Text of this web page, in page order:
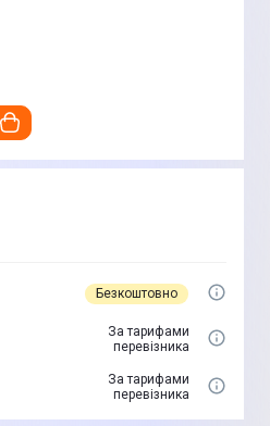
Безкоштовно
За тарифами
перевізника
За тарифами
перевізника